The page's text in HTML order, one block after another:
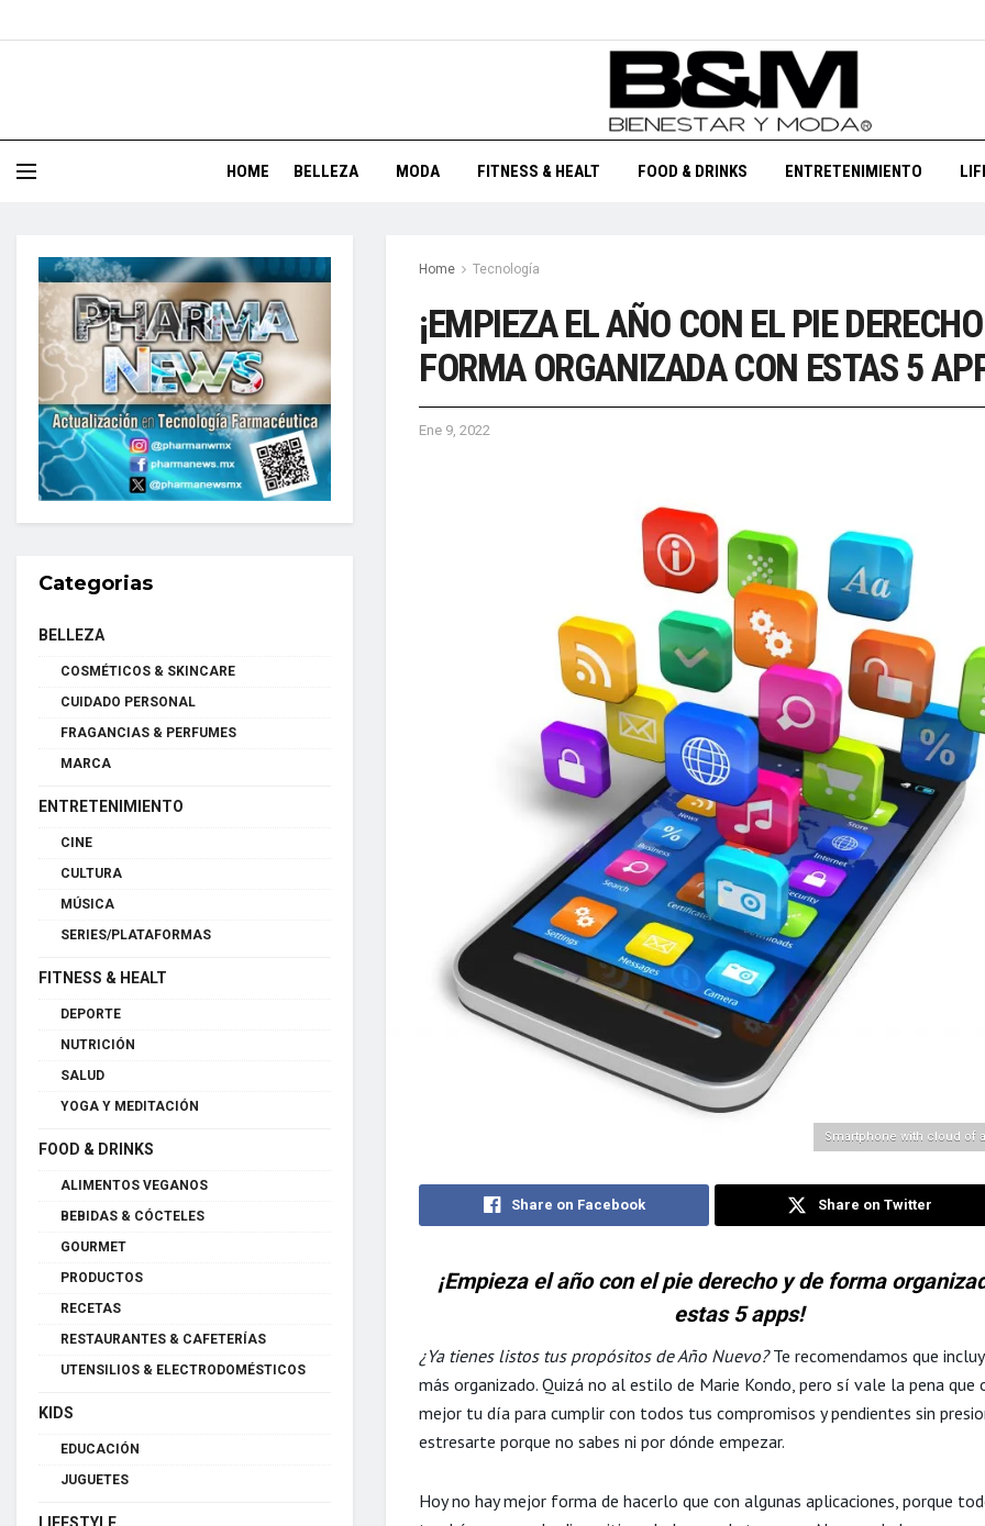
HOME BELLEZA MODA FITNESS & HEALT FOOD & DRINKS ENTRETENIMIENTO
Home Tecnología
¡EMPIEZA EL AÑO CON EL PIE
FORMA ORGANIZADA CON ESTAS 5
Ene 9, 2022
Smartphone with cloud of
Share on Facebook Share on Twitter
¡Empieza el año con el pie derecho y de forma
estas 5 apps!
¿Ya tienes listos tus propósitos de Año Nuevo?Te recomendamos que
más organizado. Quizá no al estilo de Marie Kondo, pero sí vale la pena que
mejor tu día para cumplir con todos tus compromisos y pendientes sin
estresarte porque no sabes ni por dónde empezar.
Hoy no hay mejor forma de hacerlo que con algunas aplicaciones, porque
Categorias
BELLEZA
COSMÉTICOS & SKINCARE
CUIDADO PERSONAL
FRAGANCIAS & PERFUMES
MARCA
ENTRETENIMIENTO
CINE
CULTURA
MÚSICA
SERIES/PLATAFORMAS
FITNESS & HEALT
DEPORTE
NUTRICIÓN
SALUD
YOGA Y MEDITACIÓN
FOOD & DRINKS
ALIMENTOS VEGANOS
BEBIDAS & CÓCTELES
GOURMET
PRODUCTOS
RECETAS
RESTAURANTES & CAFETERÍAS
UTENSILIOS & ELECTRODOMÉSTICOS
KIDS
EDUCACIÓN
JUGUETES
LIFESTYLE